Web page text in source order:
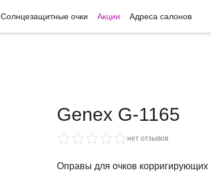
Солнцезащитные очки Акции Адреса салонов
Genex G-1165
нет отзывов
Оправы для очков корригирующих